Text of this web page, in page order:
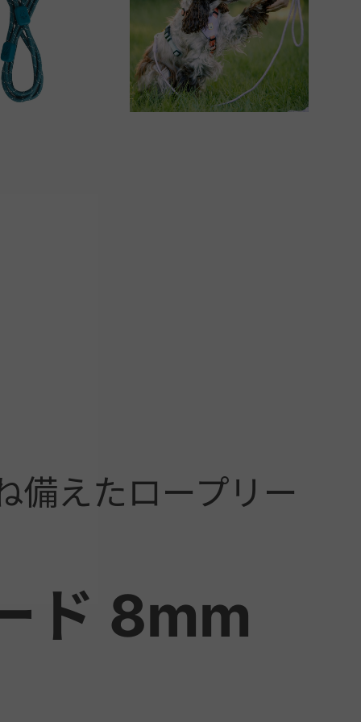
ド 8mm
備えたロープリー